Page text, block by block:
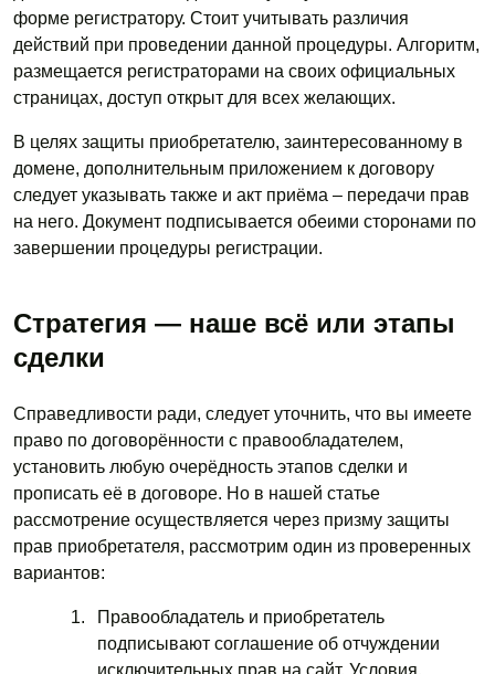
форме регистратору. Стоит учитывать различия
действий при проведении данной процедуры. Алгоритм,
размещается регистраторами на своих официальных
страницах, доступ открыт для всех желающих.
В целях защиты приобретателю, заинтересованному в
домене, дополнительным приложением к договору
следует указывать также и акт приёма – передачи прав
на него. Документ подписывается обеими сторонами по
завершении процедуры регистрации.
Стратегия — наше всё или этапы
сделки
Справедливости ради, следует уточнить, что вы имеете
право по договорённости с правообладателем,
установить любую очерёдность этапов сделки и
прописать её в договоре. Но в нашей статье
рассмотрение осуществляется через призму защиты
прав приобретателя, рассмотрим один из проверенных
вариантов:
Правообладатель и приобретатель
подписывают соглашение об отчуждении
исключительных прав на сайт. Условия,